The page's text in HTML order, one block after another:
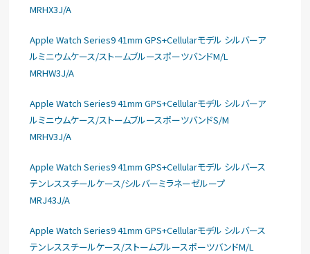
MRHX3J/A
Apple Watch Series9 41mm GPS+Cellularモデル シルバーア
ルミニウムケース/ストームブルースポーツバンドM/L
MRHW3J/A
Apple Watch Series9 41mm GPS+Cellularモデル シルバーア
ルミニウムケース/ストームブルースポーツバンドS/M
MRHV3J/A
Apple Watch Series9 41mm GPS+Cellularモデル シルバース
テンレススチールケース/シルバーミラネーゼループ
MRJ43J/A
Apple Watch Series9 41mm GPS+Cellularモデル シルバース
テンレススチールケース/ストームブルースポーツバンドM/L